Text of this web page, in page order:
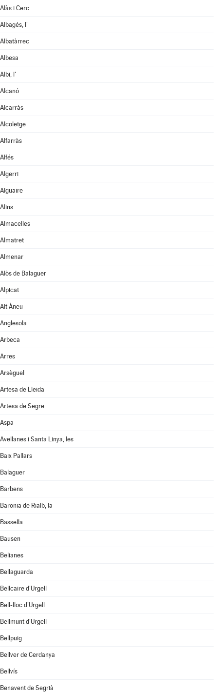
Alàs i Cerc
Albagés, l'
Albatàrrec
Albesa
Albi, l'
Alcanó
Alcarràs
Alcoletge
Alfarràs
Alfés
Algerri
Alguaire
Alins
Almacelles
Almatret
Almenar
Alòs de Balaguer
Alpicat
Alt Àneu
Anglesola
Arbeca
Arres
Arsèguel
Artesa de Lleida
Artesa de Segre
Aspa
Avellanes i Santa Linya, les
Baix Pallars
Balaguer
Barbens
Baronia de Rialb, la
Bassella
Bausen
Belianes
Bellaguarda
Bellcaire d'Urgell
Bell-lloc d'Urgell
Bellmunt d'Urgell
Bellpuig
Bellver de Cerdanya
Bellvís
Benavent de Segrià